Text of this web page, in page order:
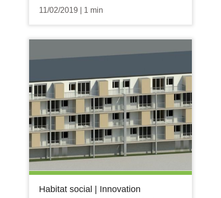
11/02/2019 1 min
Habitat social
Innovation